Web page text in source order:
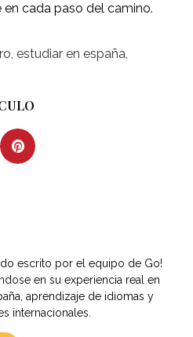
cada paso del camino.
,estudiar en españa,
escrito por el equipo de Go!
en su experiencia real en
aprendizaje de idiomas y
internacionales.